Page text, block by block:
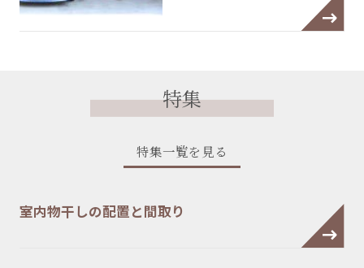
特集
特集一覧を見る
室内物干しの配置と間取り